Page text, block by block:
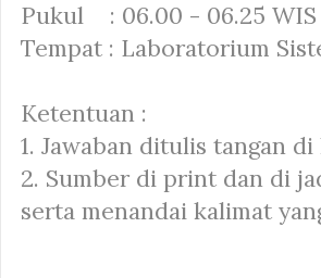
Pukul : 06.00 - 06.25 WIS
Tempat : Laboratorium
Ketentuan :
1. Jawaban ditulis tangan
2. Sumber di print dan di
serta menandai kalimat